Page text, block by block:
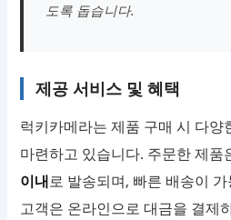
도록 돕습니다.
제공 서비스 및 혜택
럭키카메라는 제품 구매 시 다양
마련하고 있습니다. 주문한 제품
이내로 발송되며, 빠른 배송이
고객은 온라인으로 대금을 결제